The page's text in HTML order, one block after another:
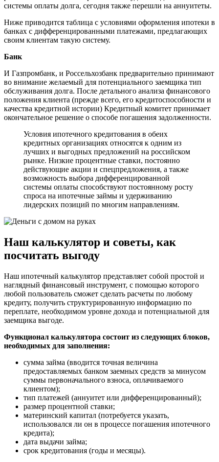
системы оплаты долга, сегодня также перешли на аннуитеты.
Ниже приводится таблица с условиями оформления ипотеки в
банках с дифференцированными платежами, предлагающих
своим клиентам такую систему.
Банк
И Газпромбанк, и Россельхозбанк предварительно принимают
во внимание желаемый для потенциального заемщика тип
обслуживания долга. После детального анализа финансового
положения клиента (прежде всего, его кредитоспособности и
качества кредитной истории) Кредитный комитет принимает
окончательное решение о способе погашения задолженности.
Условия ипотечного кредитования в обеих
кредитных организациях относятся к одним из
лучших и выгодных предложений на российском
рынке. Низкие процентные ставки, постоянно
действующие акции и спецпредложения, а также
возможность выбора дифференцированной
системы оплаты способствуют постоянному росту
спроса на ипотечные займы и удерживанию
лидерских позиций по многим направлениям.
Наш калькулятор и советы, как
посчитать выгоду
Наш ипотечный калькулятор представляет собой простой и
наглядный финансовый инструмент, с помощью которого
любой пользователь сможет сделать расчеты по любому
кредиту, получить структурированную информацию по
переплате, необходимом уровне дохода и потенциальной для
заемщика выгоде.
Функционал калькулятора состоит из следующих блоков,
необходимых для заполнения:
сумма займа (вводится точная величина
предоставляемых банком заемных средств за минусом
суммы первоначального взноса, оплачиваемого
клиентом);
тип платежей (аннуитет или дифференцированный);
размер процентной ставки;
материнский капитал (потребуется указать,
использовался ли он в процессе погашения ипотечного
кредита);
дата выдачи займа;
срок кредитования (годы и месяцы).